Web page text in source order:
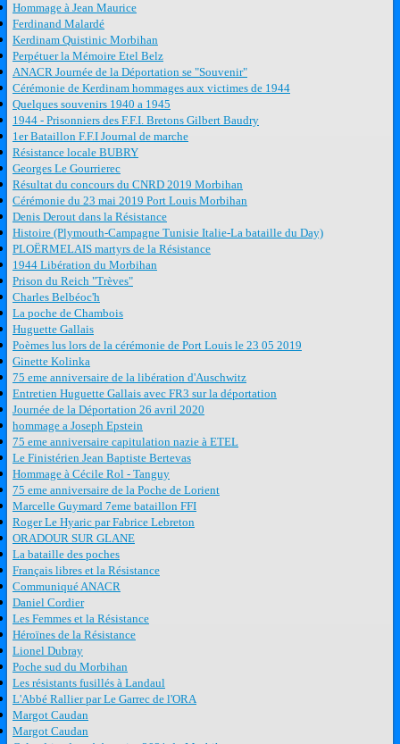
Hommage à Jean Maurice
Ferdinand Malardé
Kerdinam Quistinic Morbihan
Perpétuer la Mémoire Etel Belz
ANACR Journée de la Déportation se "Souvenir"
Cérémonie de Kerdinam hommages aux victimes de 1944
Quelques souvenirs 1940 a 1945
1944 - Prisonniers des F.F.I. Bretons Gilbert Baudry
1er Bataillon F.F.I Journal de marche
Résistance locale BUBRY
Georges Le Gourrierec
Résultat du concours du CNRD 2019 Morbihan
Cérémonie du 23 mai 2019 Port Louis Morbihan
Denis Derout dans la Résistance
Histoire (Plymouth-Campagne Tunisie Italie-La bataille du Day)
PLOËRMELAIS martyrs de la Résistance
1944 Libération du Morbihan
Prison du Reich "Trèves"
Charles Belbéoc'h
La poche de Chambois
Huguette Gallais
Poèmes lus lors de la cérémonie de Port Louis le 23 05 2019
Ginette Kolinka
75 eme anniversaire de la libération d'Auschwitz
Entretien Huguette Gallais avec FR3 sur la déportation
Journée de la Déportation 26 avril 2020
hommage a Joseph Epstein
75 eme anniversaire capitulation nazie à ETEL
Le Finistérien Jean Baptiste Bertevas
Hommage à Cécile Rol - Tanguy
75 eme anniversaire de la Poche de Lorient
Marcelle Guymard 7eme bataillon FFI
Roger Le Hyaric par Fabrice Lebreton
ORADOUR SUR GLANE
La bataille des poches
Français libres et la Résistance
Communiqué ANACR
Daniel Cordier
Les Femmes et la Résistance
Héroïnes de la Résistance
Lionel Dubray
Poche sud du Morbihan
Les résistants fusillés à Landaul
L'Abbé Rallier par Le Garrec de l'ORA
Margot Caudan
Margot Caudan